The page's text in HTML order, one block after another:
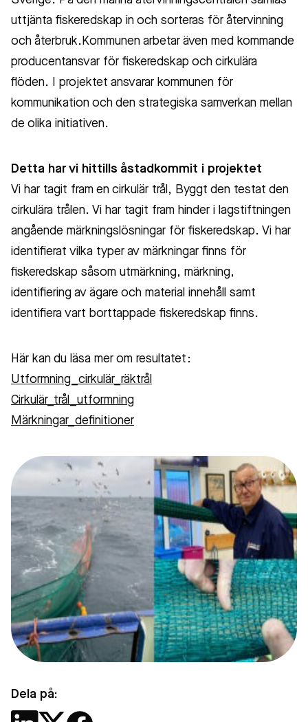
uttjänta fiskeredskap in och sorteras för återvinning
och återbruk. Kommunen arbetar även med kommande
producentansvar för fiskeredskap och cirkulära
flöden. I projektet ansvarar kommunen för
kommunikation och den strategiska samverkan mellan
de olika initiativen.
Detta har vi hittills åstadkommit i projektet
Vi har tagit fram en cirkulär trål, Byggt den testat den
cirkulära trålen. Vi har tagit fram hinder i lagstiftningen
angående märkningslösningar för fiskeredskap. Vi har
identifierat vilka typer av märkningar finns för
fiskeredskap såsom utmärkning, märkning,
identifiering av ägare och material innehåll samt
identifiera vart borttappade fiskeredskap finns.
Här kan du läsa mer om resultatet:
Utformning_cirkulär_räktrål
Cirkulär_trål_utformning
Märkningar_definitioner
Dela på: